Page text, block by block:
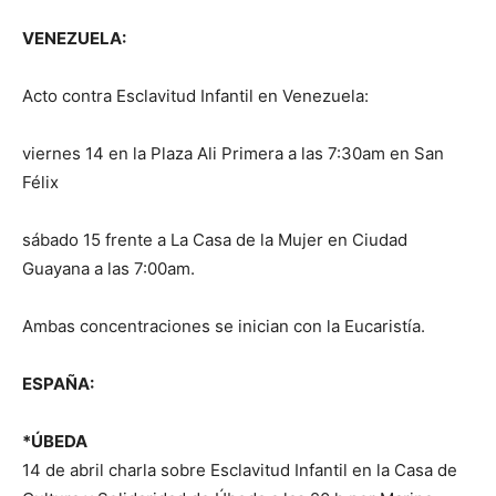
VENEZUELA:
Acto contra Esclavitud Infantil en Venezuela:
viernes 14 en la Plaza Ali Primera a las 7:30am en San
Félix
sábado 15 frente a La Casa de la Mujer en Ciudad
Guayana a las 7:00am.
Ambas concentraciones se inician con la Eucaristía.
ESPAÑA:
*ÚBEDA
14 de abril charla sobre Esclavitud Infantil en la Casa de